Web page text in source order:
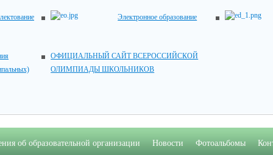
Электронное образование
ОФИЦИАЛЬНЫЙ САЙТ ВСЕРОССИЙСКОЙ
ОЛИМПИАДЫ ШКОЛЬНИКОВ
об образовательной организации Новости Фотоальбомы